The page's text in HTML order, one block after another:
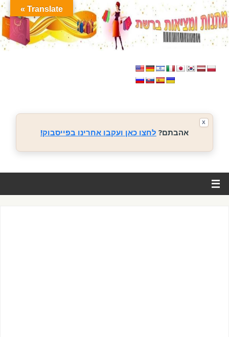
אהבתם? לחצו כאן ועקבו אחרינו בפייסבוק!
X
Translate »